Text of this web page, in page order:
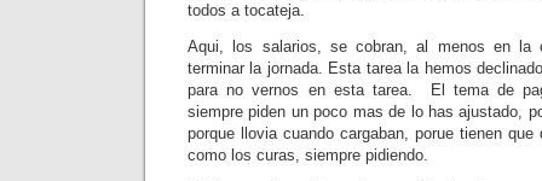
todos a tocateja.
Aqui, los salarios, se cobran, al menos en la
terminar la jornada. Esta tarea la hemos
para no vernos en esta tarea. El tema de
siempre piden un poco mas de lo has ajustado,
porque llovia cuando cargaban, porue tienen
como los curas, siempre pidiendo.